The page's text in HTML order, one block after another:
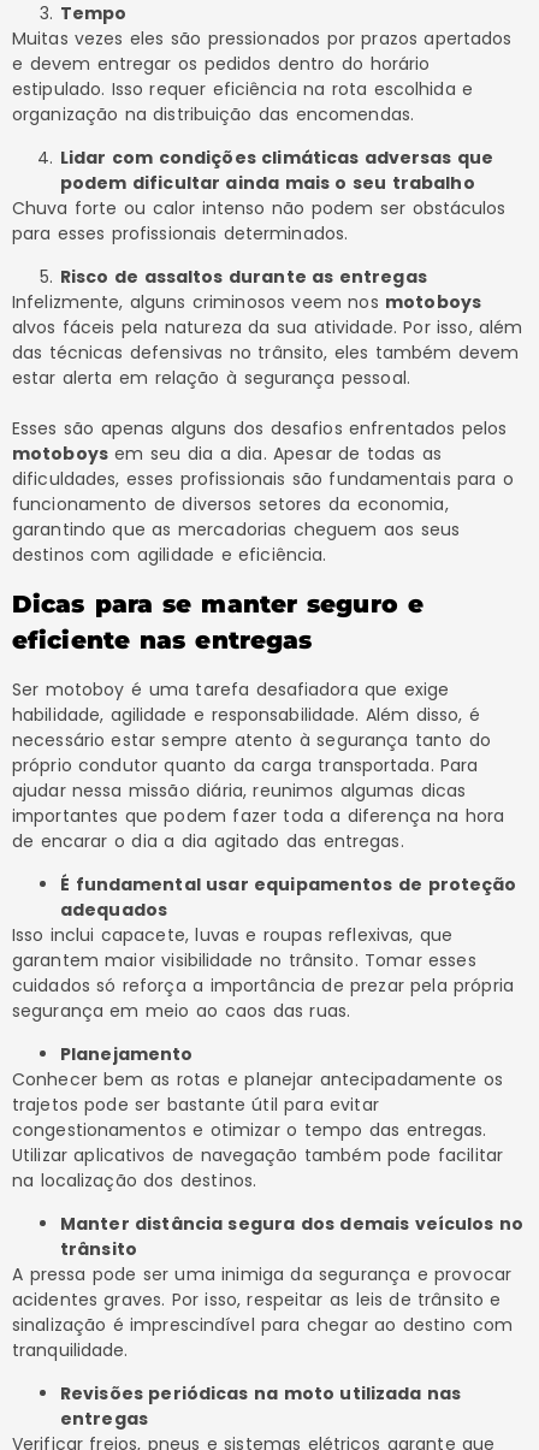
Tempo
Muitas vezes eles são pressionados por prazos apertados
e devem entregar os pedidos dentro do horário
estipulado. Isso requer eficiência na rota escolhida e
organização na distribuição das encomendas.
Lidar com condições climáticas adversas que
podem dificultar ainda mais o seu trabalho
Chuva forte ou calor intenso não podem ser obstáculos
para esses profissionais determinados.
Risco de assaltos durante as entregas
Infelizmente, alguns criminosos veem nos motoboys
alvos fáceis pela natureza da sua atividade. Por isso, além
das técnicas defensivas no trânsito, eles também devem
estar alerta em relação à segurança pessoal.
Esses são apenas alguns dos desafios enfrentados pelos
motoboysem seu dia a dia. Apesar de todas as
dificuldades, esses profissionais são fundamentais para o
funcionamento de diversos setores da economia,
garantindo que as mercadorias cheguem aos seus
destinos com agilidade e eficiência.
Dicas para se manter seguro e
eficiente nas entregas
Ser motoboy é uma tarefa desafiadora que exige
habilidade, agilidade e responsabilidade. Além disso, é
necessário estar sempre atento à segurança tanto do
próprio condutor quanto da carga transportada. Para
ajudar nessa missão diária, reunimos algumas dicas
importantes que podem fazer toda a diferença na hora
de encarar o dia a dia agitado das entregas.
É fundamental usar equipamentos de proteção
adequados
Isso inclui capacete, luvas e roupas reflexivas, que
garantem maior visibilidade no trânsito. Tomar esses
cuidados só reforça a importância de prezar pela própria
segurança em meio ao caos das ruas.
Planejamento
Conhecer bem as rotas e planejar antecipadamente os
trajetos pode ser bastante útil para evitar
congestionamentos e otimizar o tempo das entregas.
Utilizar aplicativos de navegação também pode facilitar
na localização dos destinos.
Manter distância segura dos demais veículos no
trânsito
A pressa pode ser uma inimiga da segurança e provocar
acidentes graves. Por isso, respeitar as leis de trânsito e
sinalização é imprescindível para chegar ao destino com
tranquilidade.
Revisões periódicas na moto utilizada nas
entregas
Verificar freios, pneus e sistemas elétricos garante que